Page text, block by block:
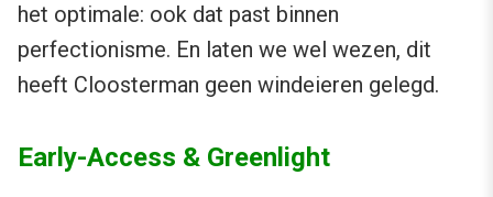
het optimale: ook dat past binnen
perfectionisme. En laten we wel wezen, dit
heeft Cloosterman geen windeieren gelegd.
Early-Access & Greenlight